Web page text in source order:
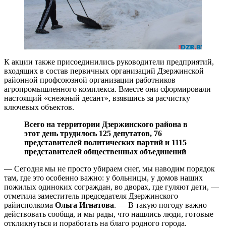
К акции также присоединились руководители предприятий,
входящих в состав первичных организаций Дзержинской
районной профсоюзной организации работников
агропромышленного комплекса. Вместе они сформировали
настоящий «снежный десант», взявшись за расчистку
ключевых объектов.
Всего на территории Дзержинского района в
этот день трудилось 125 депутатов, 76
представителей политических партий и 1115
представителей общественных объединений
— Сегодня мы не просто убираем снег, мы наводим порядок
там, где это особенно важно: у больницы, у домов наших
пожилых одиноких сограждан, во дворах, где гуляют дети, —
отметила заместитель председателя Дзержинского
райисполкома Ольга Игнатова. — В такую погоду важно
действовать сообща, и мы рады, что нашлись люди, готовые
откликнуться и поработать на благо родного города.